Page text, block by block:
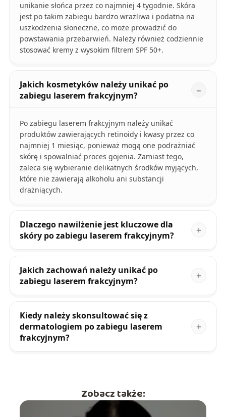
unikanie słońca przez co najmniej 4 tygodnie. Skóra
jest po takim zabiegu bardzo wrażliwa i podatna na
uszkodzenia słoneczne, co może prowadzić do
powstawania przebarwień. Należy również codziennie
stosować kremy z wysokim filtrem SPF 50+.
Jakich kosmetyków należy unikać po
zabiegu laserem frakcyjnym?
Po zabiegu laserem frakcyjnym należy unikać
produktów zawierających retinoidy i kwasy przez co
najmniej 1 miesiąc, ponieważ mogą one podrażniać
skórę i spowalniać proces gojenia. Zamiast tego,
zaleca się wybieranie delikatnych środków myjących,
które nie zawierają alkoholu ani substancji
drażniących.
Dlaczego nawilżenie jest kluczowe dla
skóry po zabiegu laserem frakcyjnym?
Jakich zachowań należy unikać po
zabiegu laserem frakcyjnym?
Kiedy należy skonsultować się z
dermatologiem po zabiegu laserem
frakcyjnym?
Zobacz także: